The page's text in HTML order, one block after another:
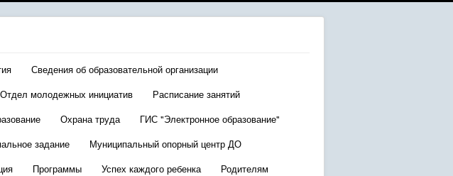
Сведения об образовательной организации
Отдел молодежных инициатив
Расписание занятий
Охрана труда
ГИС "Электронное образование"
задание
Муниципальный опорный центр ДО
Программы Успех каждого ребенка
Родителям